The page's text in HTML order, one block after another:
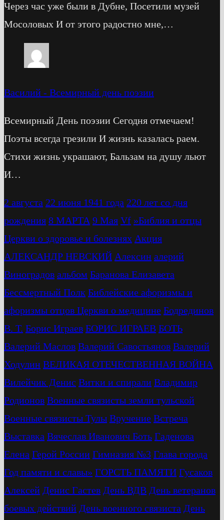
Через час уже были в Дубне, Посетили музей
Мосоловых И от этого радостно мне,…
Василий - Всемирный день поэзии
Всемирный День поэзии Сегодня отмечаем!
Поэты всегда грезили И жизнь казалась раем.
Стихи жизнь украшают, Бальзам на душу льют
И…
2 августа 22 июня 1941 года 220 лет со дня
рождения 8 МАРТА 9 Мая Vf »Библия и отцы
Церкви о здоровье и болезнях Акция
АЛЕКСАНДР НЕВСКИЙ Алексин алерий
Виноградов альбом Баранова Елизавета
Бессмертный Полк Библейские афоризмы и
афоризмы отцов Церкви о медицине Бодрединов
В. Т. Бориc Играев БОРИС ИГРАЕВ БОТЬ
Валерий Маслов Валерий Савостьянов Валерий
Ходулин ВЕЛИКАЯ ОТЕЧЕСТВЕННАЯ ВОЙНА
Вилейчик Денис Витки и спирали Владимир
Родионов Военные связисты земли тульской
Военные связисты Тулы Вручение Встреча
Выставка Вячеслав Иванович Боть Гаденова
Елена Герой России Гимназия №3 Глава города
Год памяти и славы» ГОРСТЬ ПАМЯТИ Гусаков
Алексей Денис Гастев День ВДВ День ветеранов
боевых действий День военного связиста День